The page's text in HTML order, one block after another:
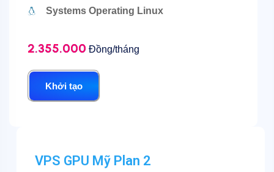
Systems Operating Linux
Khởi tạo
2.355.000 Đồng/tháng
VPS GPU Mỹ Plan 2